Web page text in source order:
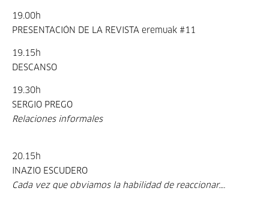
19.00h
PRESENTACIÓN DE LA REVISTA eremuak #11
19.15h
DESCANSO
19.30h
SERGIO PREGO
Relaciones informales
20.15h
INAZIO ESCUDERO
Cada vez que obviamos la habilidad de reaccionar….